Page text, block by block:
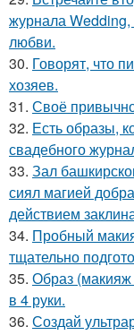
журнала
любви.
30. Говорят, что
хозяев.
31. Своё
32. Есть образы,
свадебного
33. Зал
сиял магией
действием
34. Пробный
тщательно
35. Образ
в 4 руки.
36. Создай